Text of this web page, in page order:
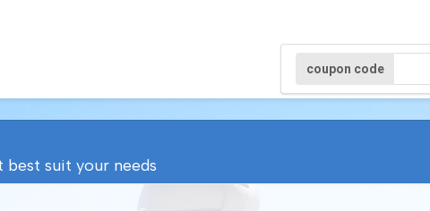
coupon code
best suit your needs